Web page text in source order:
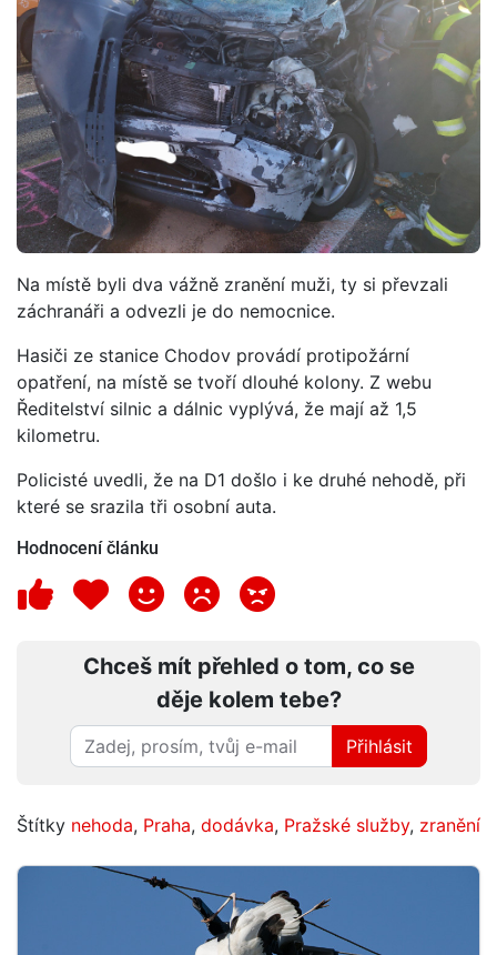
Na místě byli dva vážně zranění muži, ty si převzali
záchranáři a odvezli je do nemocnice.
Hasiči ze stanice Chodov provádí protipožární
opatření, na místě se tvoří dlouhé kolony. Z webu
Ředitelství silnic a dálnic vyplývá, že mají až 1,5
kilometru.
Policisté uvedli, že na D1 došlo i ke druhé nehodě, při
které se srazila tři osobní auta.
Hodnocení článku
Chceš mít přehled o tom, co se
děje kolem tebe?
Přihlásit
Štítky nehoda, Praha, dodávka, Pražské služby, zranění